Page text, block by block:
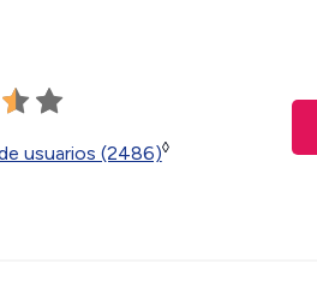
usuarios (2486)◊